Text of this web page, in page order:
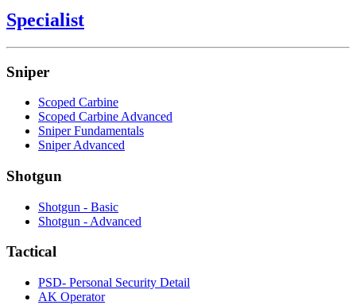
Specialist
Sniper
Scoped Carbine
Scoped Carbine Advanced
Sniper Fundamentals
Sniper Advanced
Shotgun
Shotgun - Basic
Shotgun - Advanced
Tactical
PSD- Personal Security Detail
AK Operator